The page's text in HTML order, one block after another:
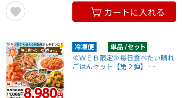
カートに入れる
≪ＷＥＢ限定≫毎日食べたい晴れ
ごはんセット【第２弾】 …